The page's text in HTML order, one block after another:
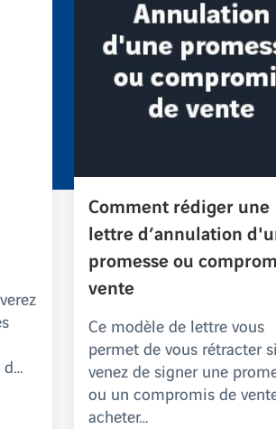
d…
Comment rédiger une
lettre d’annulation
promesse ou
vente
Ce modèle de lettre vous
permet de vous rétracter
venez de signer une
ou un compromis de
acheter…